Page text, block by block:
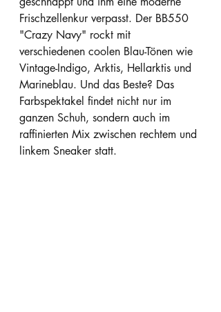
Frischzellenkur verpasst. Der BB550
"Crazy Navy" rockt mit
verschiedenen coolen Blau-Tönen wie
Vintage-Indigo, Arktis, Hellarktis und
Marineblau. Und das Beste? Das
Farbspektakel findet nicht nur im
ganzen Schuh, sondern auch im
raffinierten Mix zwischen rechtem und
linkem Sneaker statt.